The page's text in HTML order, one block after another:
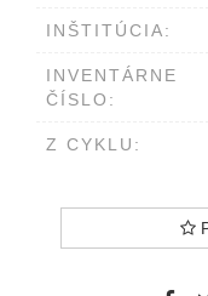
INŠTITÚCIA:
INVENTÁRNE
ČÍSLO:
Z CYKLU: